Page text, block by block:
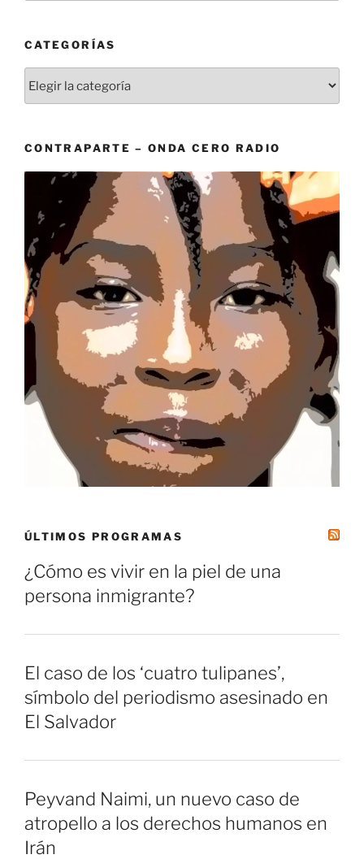
CATEGORÍAS
CONTRAPARTE – ONDA CERO RADIO
ÚLTIMOS PROGRAMAS
¿Cómo es vivir en la piel de una
persona inmigrante?
El caso de los ‘cuatro tulipanes’,
símbolo del periodismo asesinado en
El Salvador
Peyvand Naimi, un nuevo caso de
atropello a los derechos humanos en
Irán